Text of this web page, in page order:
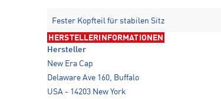
Fester Kopfteil für stabilen Sitz
HERSTELLERINFORMATIONEN
Hersteller
New Era Cap
Delaware Ave 160, Buffalo
USA - 14203 New York